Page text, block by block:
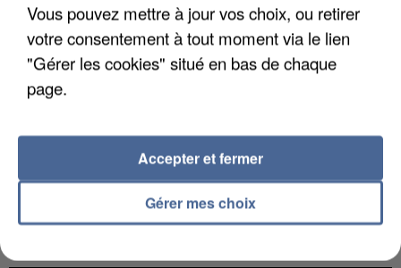
LES DONNÉES DE 300 000 CLIENTS DÉROBÉES À
INTERMARCHÉ APRÈS UNE...
Vous pouvez mettre à jour vos choix, ou retirer
votre consentement à tout moment via le lien
"Gérer les cookies" situé en bas de chaque
page.
Gérer mes choix
Accepter et fermer